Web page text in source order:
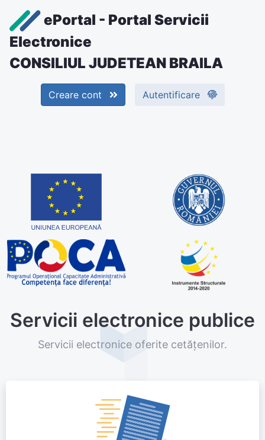
ePortal - Portal Servicii
Electronice
CONSILIUL JUDETEAN BRAILA
Creare cont Autentificare
Servicii electronice publice
Servicii electronice oferite cetățenilor.